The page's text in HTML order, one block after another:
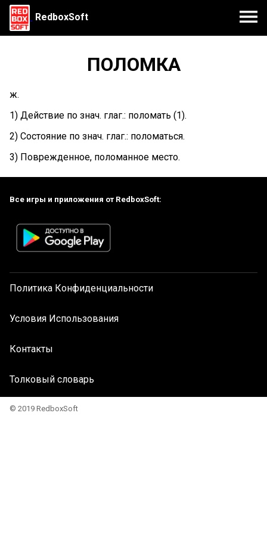
RedboxSoft
ПОЛОМКА
ж.
1) Действие по знач. глаг.: поломать (1).
2) Состояние по знач. глаг.: поломаться.
3) Поврежденное, поломанное место.
Все игры и приложения от RedboxSoft:
Политика Конфиденциальности
Условия Использования
Контакты
Толковый словарь
© 2019 RedboxSoft